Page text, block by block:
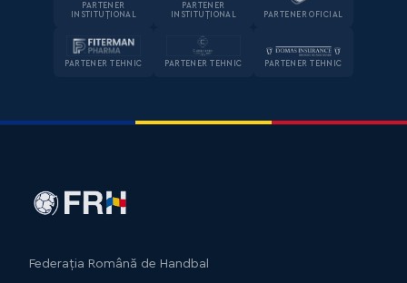
PARTENER
INSTITUȚIONAL
PARTENER
INSTITUȚIONAL
PARTENER OFICIAL
PARTENER TEHNIC PARTENER TEHNIC PARTENER TEHNIC
Federația Română de Handbal